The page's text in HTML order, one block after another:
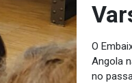
O
Angola
no